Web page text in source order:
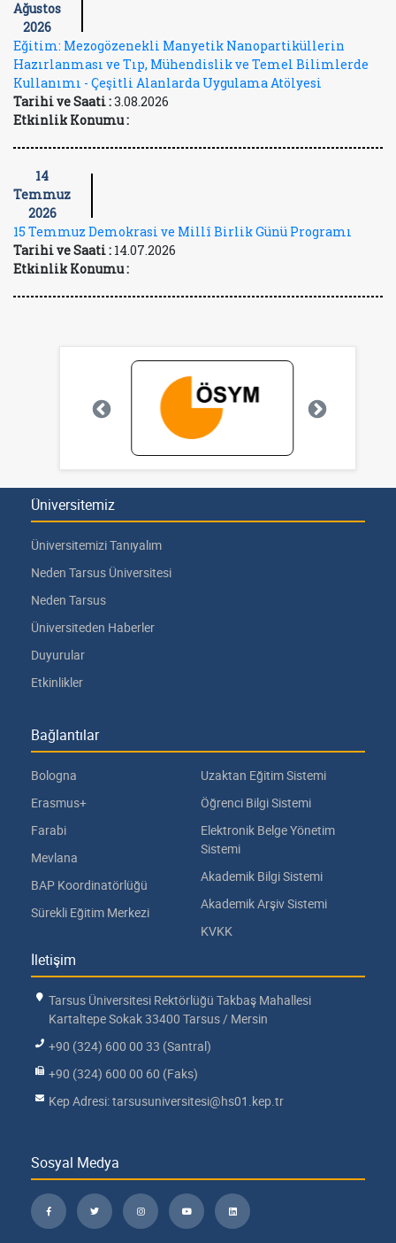
Ağustos
2026
Eğitim: Mezogözenekli Manyetik Nanopartiküllerin
Hazırlanması ve Tıp, Mühendislik ve Temel Bilimlerde
Kullanımı - Çeşitli Alanlarda Uygulama Atölyesi
Tarihi ve Saati :3.08.2026
Etkinlik Konumu :
14
Temmuz
2026
15 Temmuz Demokrasi ve Millî Birlik Günü Programı
Tarihi ve Saati : 14.07.2026
Etkinlik Konumu :
Üniversitemiz
Üniversitemizi Tanıyalım
Neden Tarsus Üniversitesi
Neden Tarsus
Üniversiteden Haberler
Duyurular
Etkinlikler
Bağlantılar
Bologna
Erasmus+
Farabi
Mevlana
BAP Koordinatörlüğü
Sürekli Eğitim Merkezi
Uzaktan Eğitim Sistemi
Öğrenci Bilgi Sistemi
Elektronik Belge Yönetim
Sistemi
Akademik Bilgi Sistemi
Akademik Arşiv Sistemi
KVKK
İletişim
Tarsus Üniversitesi Rektörlüğü Takbaş Mahallesi
Kartaltepe Sokak 33400 Tarsus / Mersin
+90 (324) 600 00 33 (Santral)
+90 (324) 600 00 60 (Faks)
Kep Adresi: tarsusuniversitesi@hs01.kep.tr
Sosyal Medya